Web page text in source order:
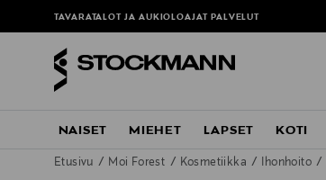
TAVARATALOT JA AUKIOLOAJAT PALVELUT
NAISET MIEHET LAPSET KOTI
Etusivu Moi Forest Kosmetiikka Ihonhoito